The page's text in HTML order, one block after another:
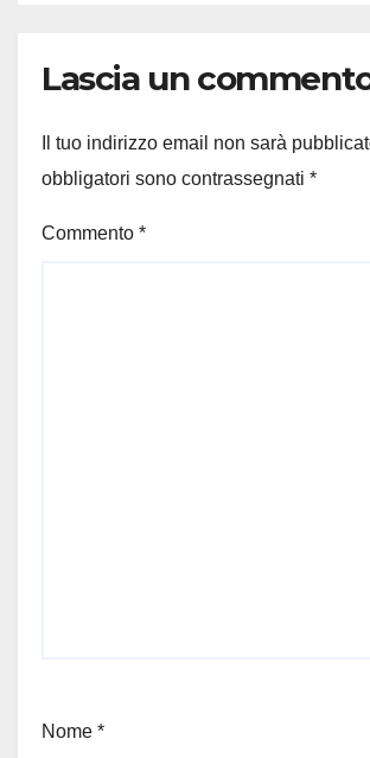
Lascia un
Il tuo indirizzo email non sarà
obbligatori sono contrassegnati *
Commento *
Nome *